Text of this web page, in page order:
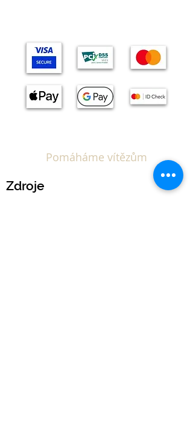
Pomáháme vítězům
Zdroje